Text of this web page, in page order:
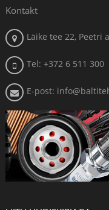
Kontakt
Läike tee 22, Peetri
Tel: +372 6 511 300
E-post: